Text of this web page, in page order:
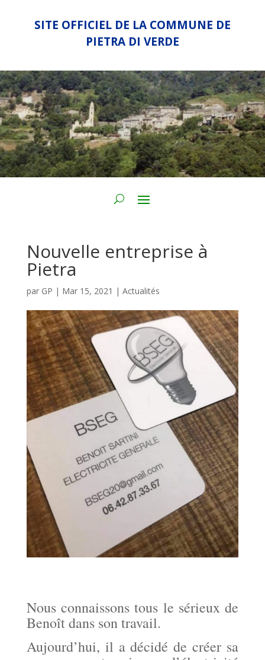
SITE OFFICIEL DE LA COMMUNE DE
PIETRA DI VERDE
Nouvelle entreprise à
Pietra
par GP | Mar 15, 2021 | Actualités
Nous connaissons tous le sérieux de
Benoît dans son travail.
Aujourd’hui, il a décidé de créer sa